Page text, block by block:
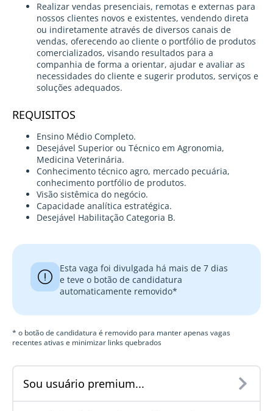
Realizar vendas presenciais, remotas e externas para
nossos clientes novos e existentes, vendendo direta
ou indiretamente através de diversos canais de
vendas, oferecendo ao cliente o portfólio de produtos
comercializados, visando resultados para a
companhia de forma a orientar, ajudar e avaliar as
necessidades do cliente e sugerir produtos, serviços e
soluções adequados.
REQUISITOS
Ensino Médio Completo.
Desejável Superior ou Técnico em Agronomia,
Medicina Veterinária.
Conhecimento técnico agro, mercado pecuária,
conhecimento portfólio de produtos.
Visão sistêmica do negócio.
Capacidade analítica estratégica.
Desejável Habilitação Categoria B.
Esta vaga foi divulgada há mais de 7 dias
e teve o botão de candidatura
automaticamente removido*
* o botão de candidatura é removido para manter apenas vagas
recentes ativas e minimizar links quebrados
Sou usuário premium...